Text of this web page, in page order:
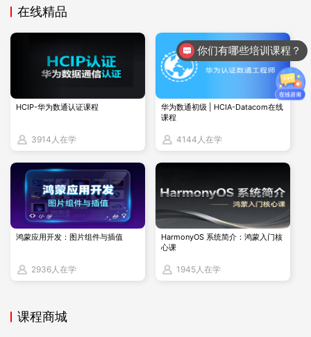
由器交互，统一发起组播路径请求，避免多路由器重复发送控
制报文导致的资源浪费。
（三）构建 SPT 树（最短路径树）
SPT 树的构建由接收端 DR 主动发起，以（S，G）表项为核
下：
接收端 DR 通过 IGMPv3 协议感知本网段的组播接收需求，生
成对应的（S，G）表项，明确需要接收的组播源 S 和组 G。
接收端 DR 针对该（S，G）表项执行 RPF 检测，根据组播源地
址 S 查找路由表，确定通往源 S 的最优上游接口（即到达 S 的
由器）。
G）表项信息及目标上游邻居标识。
在线精品
HCIP-华为数通认证课程
3914人在学
华为数通初级 | HCIA-Datacom在线
课程
4144人在学
鸿蒙应用开发：图片组件与插值
2936人在学
HarmonyOS 系统简介：鸿蒙入门核
心课
1945人在学
课程商城
你们有哪些培训课程？